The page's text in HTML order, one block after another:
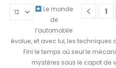
1
Le monde
de
l’automobile
évolue, et avec lui, les
Fini le temps où seul le
mystères sous le capot de